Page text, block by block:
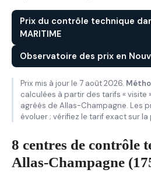
Prix du contrôle technique
MARITIME
Observatoire des prix en
Prix mis à jour le 7 août 2026.
calculées à partir des tarifs « visite
agréés de Allas-Champagne. Les
évoluer ; vérifiez le tarif exact sur
8 centres de contrôle
Allas-Champagne